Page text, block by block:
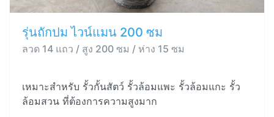
รุ่นถักปม ไวน์แมน 200 ซม
ลวด 14 แถว / สูง 200 ซม / ห่าง 15 ซม
เหมาะสำหรับ รั้วกั้นสัตว์ รั้วล้อมแพะ รั้วล้อมแกะ รั้ว
ล้อมสวน ที่ต้องการความสูงมาก